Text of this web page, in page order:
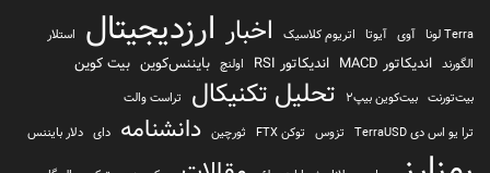
Terra لونا آوی آیوتا اتریوم کلاسیک اخبار ارزدیجیتال
استلار
الگورند اندیکاتور MACD اندیکاتور RSI اولنچ بایننس‌کوین بیت کوین
بیت‌تورنت بیت‌کوین بیپ2 تحلیل تکنیکال
تراست والت
ترا یو اس دی TerraUSD
تزوس توکن FTX ثورچین دانشنامه دای دلار بایننس